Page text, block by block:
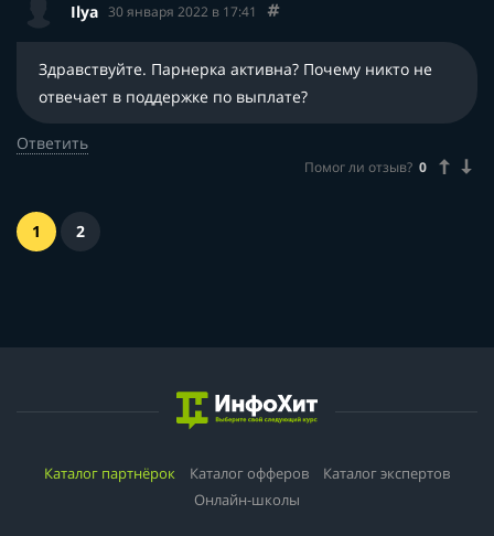
Ilya 30 января 2022 в 17:41
Здравствуйте. Парнерка активна? Почему никто не
отвечает в поддержке по выплате?
Ответить
Помог ли отзыв? 0
1 2
Каталог партнёрок Каталог офферов
Каталог экспертов
Онлайн-школы